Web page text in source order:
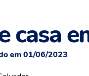
casa
em 01/06/2023